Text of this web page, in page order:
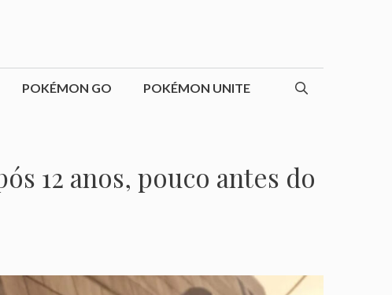
POKÉMON GO POKÉMON UNITE
12 anos, pouco antes do